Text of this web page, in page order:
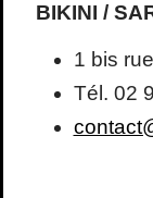
BIKINI /
1 bis
Tél. 02